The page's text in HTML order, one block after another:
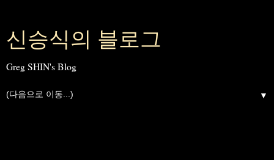
신승식의 블로그
Greg SHIN's Blog
▼